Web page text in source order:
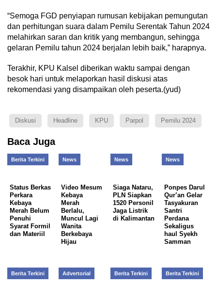
“Semoga FGD penyiapan rumusan kebijakan pemungutan
dan perhitungan suara dalam Pemilu Serentak Tahun 2024
melahirkan saran dan kritik yang membangun, sehingga
gelaran Pemilu tahun 2024 berjalan lebih baik,” harapnya.
Terakhir, KPU Kalsel diberikan waktu sampai dengan
besok hari untuk melaporkan hasil diskusi atas
rekomendasi yang disampaikan oleh peserta.(yud)
Diskusi Headline KPU Parpol Pemilu 2024
Baca Juga
Berita Terkini
Status Berkas
Perkara
Kebaya
Merah Belum
Penuhi
Syarat Formil
dan Materiil
News
Video Mesum
Kebaya
Merah
Berlalu,
Muncul Lagi
Wanita
Berkebaya
Hijau
News
Siaga Nataru,
PLN Siapkan
1520 Personil
Jaga Listrik
di Kalimantan
News
Ponpes Darul
Qur’an Gelar
Tasyakuran
Santri
Perdana
Sekaligus
haul Syekh
Samman
Berita Terkini Advertorial Berita Terkini Berita Terkini